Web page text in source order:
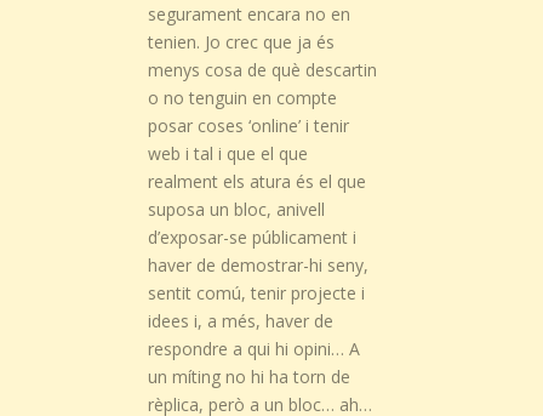
segurament encara no en
tenien. Jo crec que ja és
menys cosa de què descartin
o no tenguin en compte
posar coses ‘online’ i tenir
web i tal i que el que
realment els atura és el que
suposa un bloc, anivell
d’exposar-se públicament i
haver de demostrar-hi seny,
sentit comú, tenir projecte i
idees i, a més, haver de
respondre a qui hi opini… A
un míting no hi ha torn de
rèplica, però a un bloc… ah…